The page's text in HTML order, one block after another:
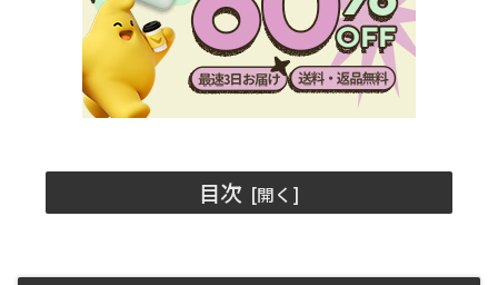
目次